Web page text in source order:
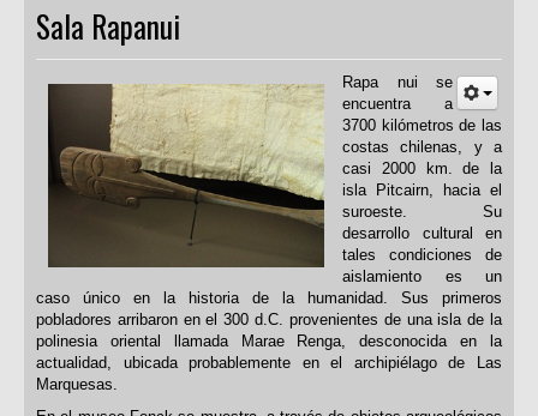
Sala Rapanui
Rapa nui se
encuentra a
3700 kilómetros de las
costas chilenas, y a
casi 2000 km. de la
isla Pitcairn, hacia el
suroeste. Su
desarrollo cultural en
tales condiciones de
aislamiento es un
caso único en la historia de la humanidad. Sus primeros
pobladores arribaron en el 300 d.C. provenientes de una isla de la
polinesia oriental llamada Marae Renga, desconocida en la
actualidad, ubicada probablemente en el archipiélago de Las
Marquesas.